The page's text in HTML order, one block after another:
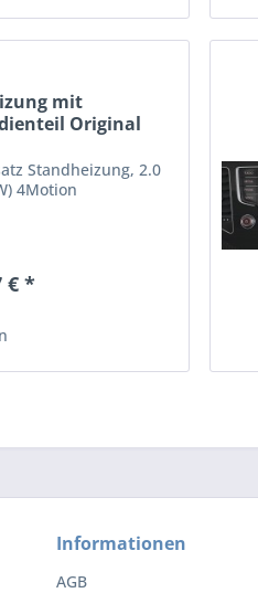
mit
Original
Standheizung, 2.0
4Motion
€ *
Informationen
AGB